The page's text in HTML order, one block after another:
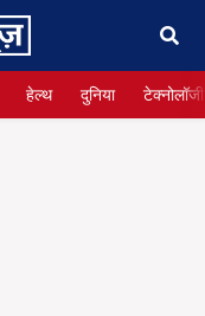
हेल्थ दुनिया टेक्नोलॉजी